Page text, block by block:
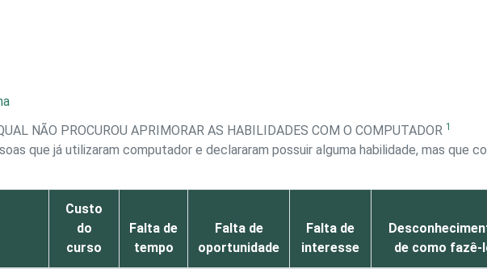
NÃO PROCUROU APRIMORAR AS HABILIDADES COM O COMPUTADOR 1
que já utilizaram computador e declararam possuir alguma habilidade, mas que
Custo
do
curso
Falta de
tempo
Falta de
oportunidade
Falta de
interesse
de como fazê-